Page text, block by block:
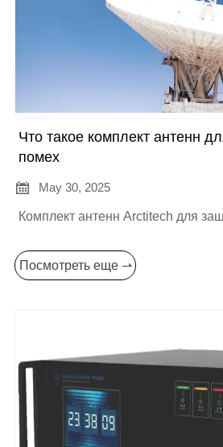
Что такое комплект антенн
помех

May 30, 2025
Комплект антенн Arctitech для
Посмотреть еще ⇀